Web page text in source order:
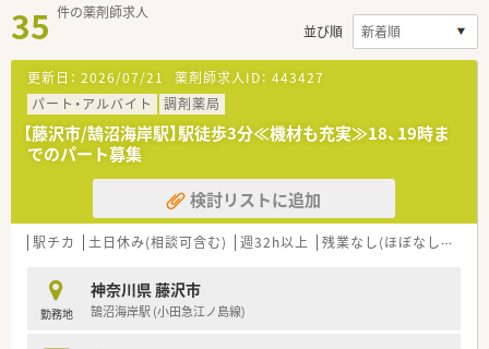
35 件の薬剤師求人
並び順
更新日： 2026/07/21 薬剤師求人ID： 443427
パート・アルバイト
調剤薬局
【藤沢市/鵠沼海岸駅】駅徒歩3分≪機材も充実≫18、19時ま
でのパート募集
検討リストに追加
駅チカ 土日休み(相談可含む) 週32h以上 残業なし(ほぼなし含む)
勤務地
神奈川県 藤沢市
鵠沼海岸駅 (小田急江ノ島線)